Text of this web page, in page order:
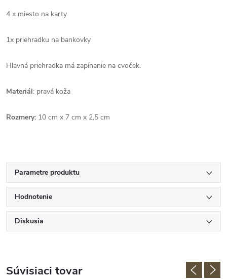
4 x miesto na karty
1x priehradku na bankovky
Hlavná priehradka má zapínanie na cvoček.
Materiál: pravá koža
Rozmery: 10 cm x 7 cm x 2,5 cm
Parametre produktu
Hodnotenie
Diskusia
Súvisiaci tovar